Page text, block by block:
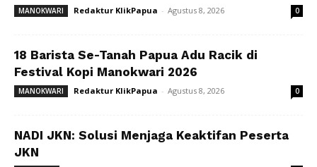
MANOKWARI Redaktur KlikPapua - Agustus 8, 2026 0
18 Barista Se-Tanah Papua Adu Racik di
Festival Kopi Manokwari 2026
MANOKWARI Redaktur KlikPapua - Agustus 8, 2026 0
NADI JKN: Solusi Menjaga Keaktifan Peserta
JKN